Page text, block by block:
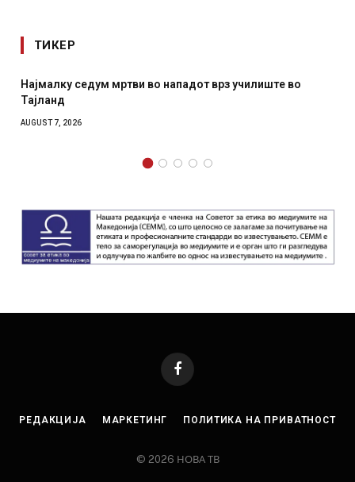
ТИКЕР
СОЗИС: Украинците повеќе им веруваат на генералите
отколку на Зеленски
AUGUST 7, 2026
Facebook
РЕДАКЦИЈА МАРКЕТИНГ ПОЛИТИКА НА ПРИВАТНОСТ
© 2026 НОВА ТВ